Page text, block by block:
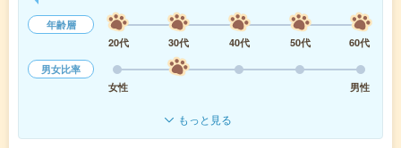
年齢層
20代
30代 40代 50代
60代
男女比率
女性
男性
もっと見る